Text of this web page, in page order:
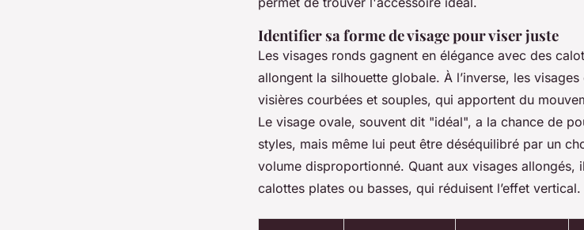
Identifier sa forme de visage pour viser juste
Les visages ronds gagnent en élégance avec des
allongent la silhouette globale. À l’inverse, les
visières courbées et souples, qui apportent du
Le visage ovale, souvent dit "idéal", a la chance de
styles, mais même lui peut être déséquilibré par un
volume disproportionné. Quant aux visages allongés,
calottes plates ou basses, qui réduisent l’effet vertical.